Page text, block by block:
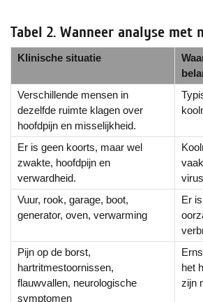
Tabel 2. Wanneer analyse met
Klinische situatie
Verschillende mensen in
dezelfde ruimte klagen over
hoofdpijn en misselijkheid.
Er is geen koorts, maar wel
zwakte, hoofdpijn en
verwardheid.
Vuur, rook, garage, boot,
generator, oven, verwarming
Er
Pijn op de borst,
hartritmestoornissen,
flauwvallen, neurologische
symptomen
het
zijn